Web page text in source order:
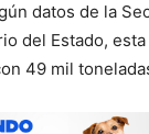
datos de la
del Estado,
49 mil